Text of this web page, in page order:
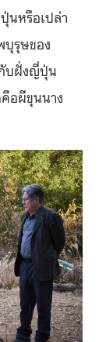
นหรือเปล่า
บุรุษของ
บฝั่งญี่ปุ่น
อผีขุนนาง